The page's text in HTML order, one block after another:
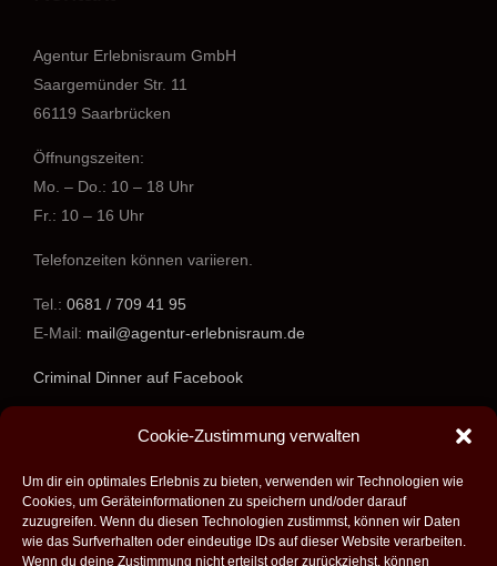
Cookie-Zustimmung verwalten
Um dir ein optimales Erlebnis zu bieten, verwenden wir Technologien wie
Cookies, um Geräteinformationen zu speichern und/oder darauf
zuzugreifen. Wenn du diesen Technologien zustimmst, können wir Daten
wie das Surfverhalten oder eindeutige IDs auf dieser Website verarbeiten.
Wenn du deine Zustimmung nicht erteilst oder zurückziehst, können
Agentur Erlebnisraum GmbH
Saargemünder Str. 11
66119 Saarbrücken
Öffnungszeiten:
Mo. – Do.: 10 – 18 Uhr
Fr.: 10 – 16 Uhr
Telefonzeiten können variieren.
Tel.: 0681 / 709 41 95
E-Mail: mail@agentur-erlebnisraum.de
Criminal Dinner auf Facebook